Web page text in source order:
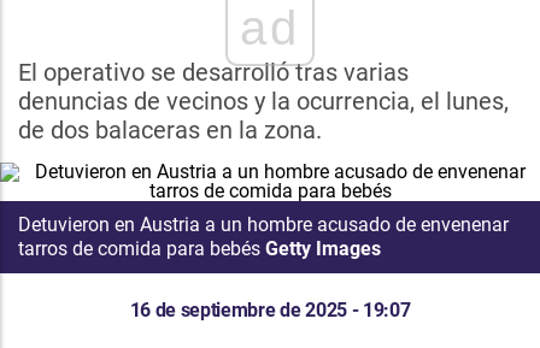
ad
El operativo se desarrolló tras varias
denuncias de vecinos y la ocurrencia, el lunes,
de dos balaceras en la zona.
Detuvieron en Austria a un hombre acusado de envenenar
tarros de comida para bebés Getty Images
16 de septiembre de 2025 - 19:07